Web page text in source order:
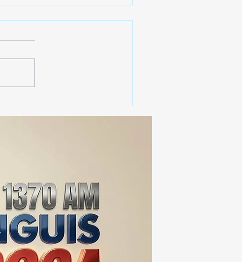
Las alfombras de Huamantla